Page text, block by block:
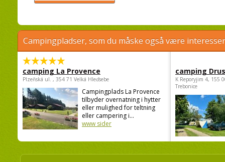
Campingpladser, som du måske også være
camping La Provence
Plzeňská ul. , 354 71 Velká Hleďsebe
Campingplads La Provence
tilbyder overnatning i hytter
eller mulighed for teltning
eller campering i...
www sider
camping
K Reporyjim 4, 155
Trebonice